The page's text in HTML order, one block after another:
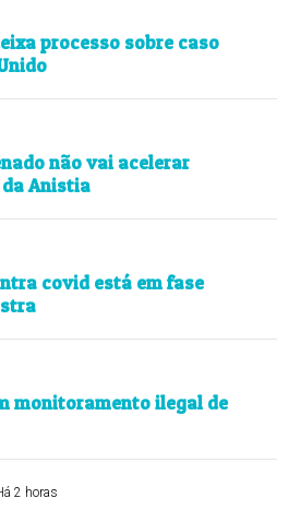
processo sobre caso
não vai acelerar
Anistia
covid está em fase
monitoramento ilegal de
2 horas